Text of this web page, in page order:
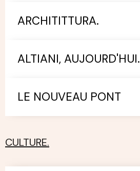
ARCHITITTURA.
ALTIANI, AUJOURD'HUI.
LE NOUVEAU PONT
CULTURE.